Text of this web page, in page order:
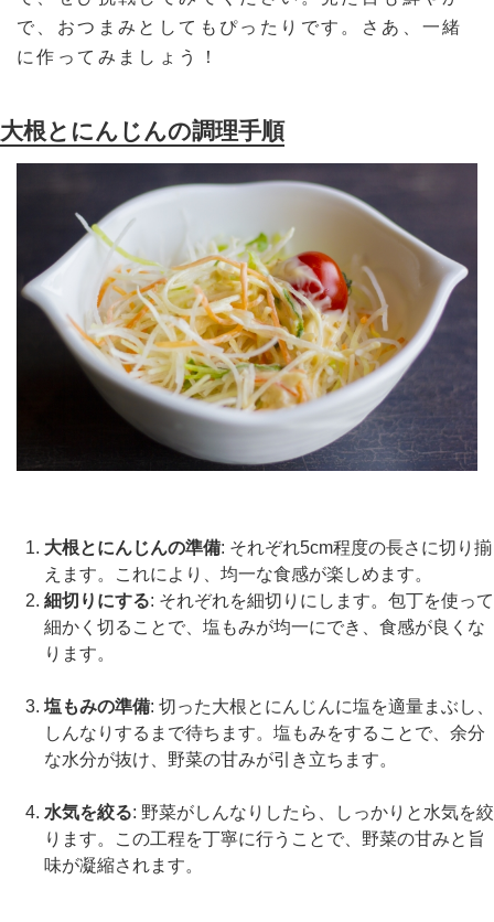
で、おつまみとしてもぴったりです。さあ、一緒
に作ってみましょう！
大根とにんじんの調理手順
大根とにんじんの準備: それぞれ5cm程度の長さに切り揃
えます。これにより、均一な食感が楽しめます。
細切りにする: それぞれを細切りにします。包丁を使って
細かく切ることで、塩もみが均一にでき、食感が良くな
ります。
塩もみの準備: 切った大根とにんじんに塩を適量まぶし、
しんなりするまで待ちます。塩もみをすることで、余分
な水分が抜け、野菜の甘みが引き立ちます。
水気を絞る: 野菜がしんなりしたら、しっかりと水気を絞
ります。この工程を丁寧に行うことで、野菜の甘みと旨
味が凝縮されます。